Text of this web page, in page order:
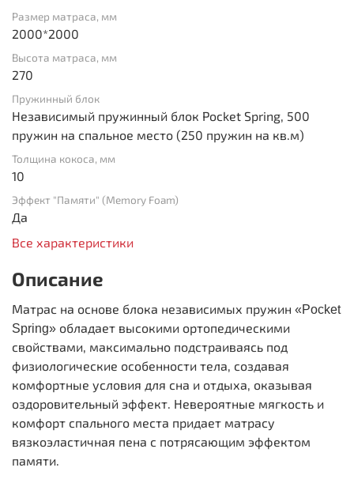
Размер матраса, мм
2000*2000
Высота матраса, мм
270
Пружинный блок
Независимый пружинный блок Pocket Spring, 500
пружин на спальное место (250 пружин на кв.м)
Толщина кокоса, мм
10
Эффект "Памяти" (Memory Foam)
Да
Все характеристики
Описание
Матрас на основе блока независимых пружин «Pocket
Spring» обладает высокими ортопедическими
свойствами, максимально подстраиваясь под
физиологические особенности тела, создавая
комфортные условия для сна и отдыха, оказывая
оздоровительный эффект. Невероятные мягкость и
комфорт спального места придает матрасу
вязкоэластичная пена с потрясающим эффектом
памяти.